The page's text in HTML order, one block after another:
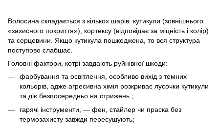
Волосина складається з кількох шарів: кутикули (зовнішнього
«захисного покриття»), кортексу (відповідає за міцність і колір)
та серцевини. Якщо кутикула пошкоджена, то вся структура
поступово слабшає.
Головні фактори, котрі завдають руйнівної шкоди:
фарбування та освітлення, особливо вихід з темних
кольорів, адже агресивна хімія розкриває лусочки кутикули
та діє безпосередньо на стрижень ;
гарячі інструменти, — фен, стайлер чи праска без
термозахисту завжди пересушують;